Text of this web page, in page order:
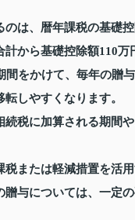
は、暦年課税の基礎
から基礎控除額110
間をかけて、毎年の贈
しやすくなります。
税に加算される期間
または軽減措置を活用
与については、一定